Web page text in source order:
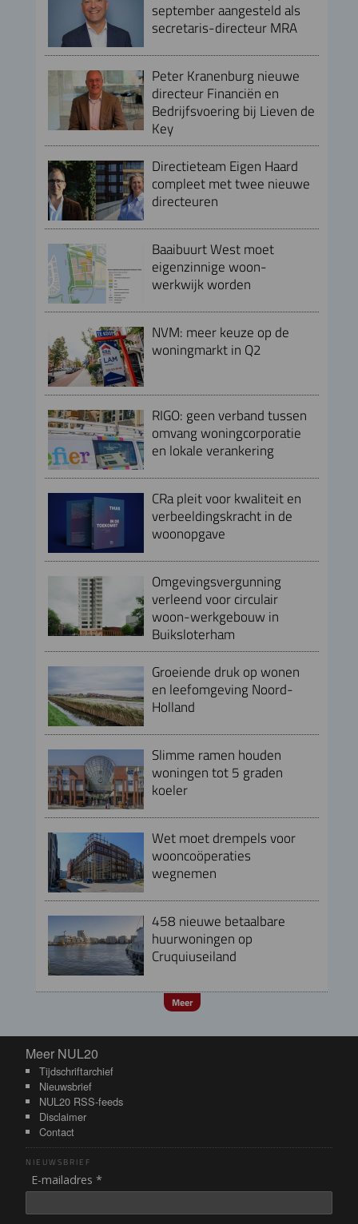
september aangesteld als
secretaris-directeur MRA
Peter Kranenburg nieuwe
directeur Financiën en
Bedrijfsvoering bij Lieven de
Key
Directieteam Eigen Haard
compleet met twee nieuwe
directeuren
Baaibuurt West moet
eigenzinnige woon-
werkwijk worden
NVM: meer keuze op de
woningmarkt in Q2
RIGO: geen verband tussen
omvang woningcorporatie
en lokale verankering
CRa pleit voor kwaliteit en
verbeeldingskracht in de
woonopgave
Omgevingsvergunning
verleend voor circulair
woon-werkgebouw in
Buiksloterham
Groeiende druk op wonen
en leefomgeving Noord-
Holland
Slimme ramen houden
woningen tot 5 graden
koeler
Wet moet drempels voor
wooncoöperaties
wegnemen
458 nieuwe betaalbare
huurwoningen op
Cruquiuseiland
Meer
Meer NUL20
Meer NUL20
Tijdschriftarchief
Nieuwsbrief
NUL20 RSS-feeds
Disclaimer
Contact
NIEUWSBRIEF
E-mailadres *